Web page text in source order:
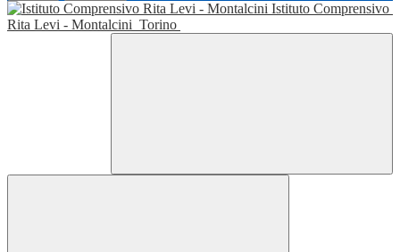
Istituto Comprensivo
Rita Levi - Montalcini Torino